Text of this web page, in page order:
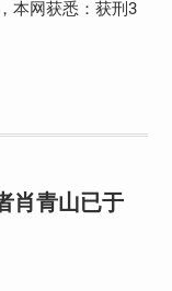
本网获悉：获刑3
肖青山已于